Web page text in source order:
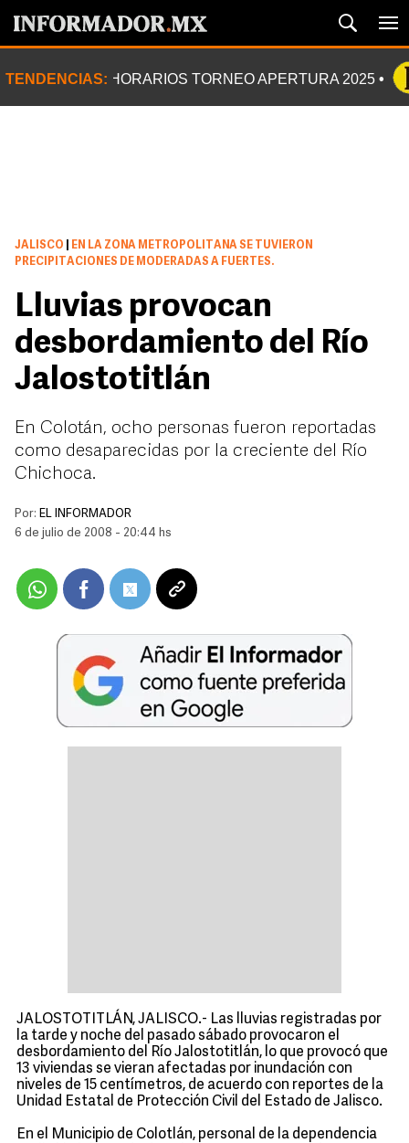
TENDENCIAS: HORARIOS TORNEO APERTURA 2025
JALISCO
EN LA ZONA METROPOLITANA SE TUVIERON
PRECIPITACIONES DE MODERADAS A FUERTES.
Lluvias provocan
desbordamiento del Río
Jalostotitlán
En Colotán, ocho personas fueron reportadas
como desaparecidas por la creciente del Río
Chichoca.
Por: EL INFORMADOR
6 de julio de 2008 - 20:44 hs
JALOSTOTITLÁN, JALISCO.- Las lluvias registradas por
la tarde y noche del pasado sábado provocaron el
desbordamiento del Río Jalostotitlán, lo que provocó que
13 viviendas se vieran afectadas por inundación con
niveles de 15 centímetros, de acuerdo con reportes de la
Unidad Estatal de Protección Civil del Estado de Jalisco.
En el Municipio de Colotlán, personal de la dependencia